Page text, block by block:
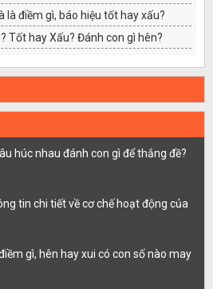
là điềm gì, báo hiệu tốt hay xấu?
Tốt hay Xấu? Đánh con gì hên?
húc nhau đánh con gì để thắng đề?
tin chi tiết về cơ chế hoạt động của
gì, hên hay xui có con số nào may